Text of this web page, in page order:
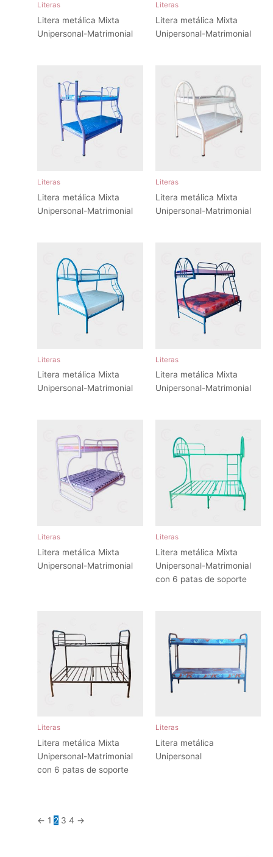
Literas
Litera metálica Mixta
Unipersonal-Matrimonial
Literas
Litera metálica Mixta
Unipersonal-Matrimonial
Literas
Litera metálica Mixta
Unipersonal-Matrimonial
Literas
Litera metálica Mixta
Unipersonal-Matrimonial
Literas
Litera metálica Mixta
Unipersonal-Matrimonial
Literas
Litera metálica Mixta
Unipersonal-Matrimonial
Literas
Litera metálica Mixta
Unipersonal-Matrimonial
Literas
Litera metálica Mixta
Unipersonal-Matrimonial
con 6 patas de soporte
Literas
Litera metálica Mixta
Unipersonal-Matrimonial
con 6 patas de soporte
Literas
Litera metálica
Unipersonal
← 1 2 3 4 →